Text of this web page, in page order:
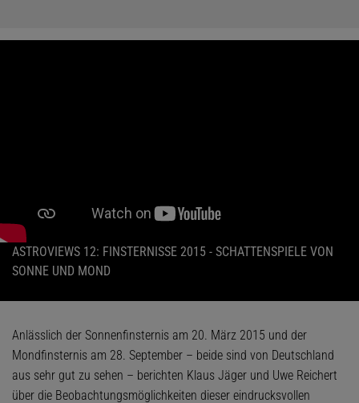
ASTROVIEWS 12: FINSTERNISSE 2015 - SCHATTENSPIELE VON
SONNE UND MOND
Anlässlich der Sonnenfinsternis am 20. März 2015 und der
Mondfinsternis am 28. September – beide sind von Deutschland
aus sehr gut zu sehen – berichten Klaus Jäger und Uwe Reichert
über die Beobachtungsmöglichkeiten dieser eindrucksvollen